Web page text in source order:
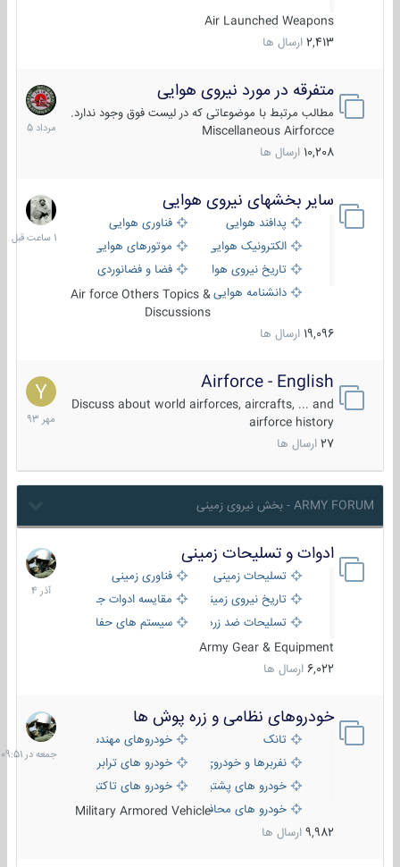
Air Launched Weapons
2,413 ارسال ها
متفرقه در مورد نیروی هوایی
مطالب مرتبط با موضوعاتی که در لیست فوق وجود ندارد.
Miscellaneous Airforcce
10,208 ارسال ها
7
مرداد
1405
سایر بخشهای نیروی هوایی
پدافند هوایی
فناوری هوایی
الکترونیک هوایی
موتورهای هوایی
تاریخ نیروی هوایی
فضا و فضانوردی
دانشنامه هواییAir force Others Topics &
Discussions
19,096 ارسال ها
1
ساعت
قبل
Airforce - English
Discuss about world airforces, aircrafts, ... and
airforce history
27 ارسال ها
15
مهر
1393
ARMY FORUM - بخش نیروی زمینی
ادوات و تسلیحات زمینی
تسلیحات زمینی
فناوری زمینی
تاریخ نیروی زمینی
مقایسه ادوات جنگی
تسلیحات ضد زره
سیستم های حفاظت فعال
Army Gear & Equipment
6,022 ارسال ها
21
آذر
1404
خودروهای نظامی و زره پوش ها
تانک
خودروهای مهندسی
نفربرها و خودروی های رزمی پیاده نظام
خودرو های ترابری نظامی
خودرو های پشتیبانی آتش ، شناسایی و ضد تانک
خودرو های تاکتیکی نظامی
خودرو های محافظت شدهMilitary Armored Vehicle
9,982 ارسال ها
جمعه
در
09:51